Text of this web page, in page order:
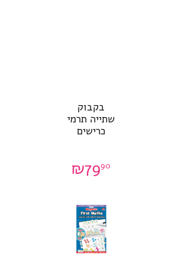
בקבוק
שתייה תרמי
כרישים
₪7990